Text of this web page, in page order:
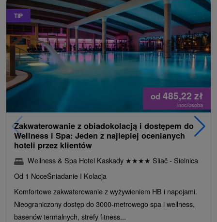
TIP
od 485,22 zł
/noc/osoba
Zakwaterowanie z obiadokolacją i dostępem do
Wellness i Spa: Jeden z najlepiej ocenianych
hoteli przez klientów
Wellness & Spa Hotel Kaskady ★★★★ Sliač - Sielnica
Od 1 NoceŚniadanie I Kolacja
Komfortowe zakwaterowanie z wyżywieniem HB i napojami.
Nieograniczony dostęp do 3000-metrowego spa i wellness,
basenów termalnych, strefy fitness...